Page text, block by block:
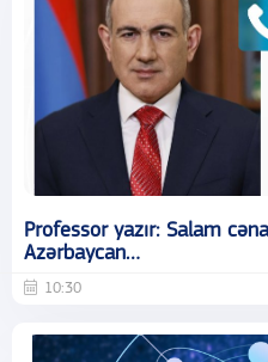
Professor yazır: Salam
Azərbaycan…
10:30